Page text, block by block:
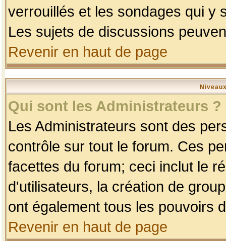
verrouillés et les sondages qui y
Les sujets de discussions
Revenir en haut de page
Qui sont les Administrateurs ?
Les Administrateurs sont des
contrôle sur tout le forum. Ces
facettes du forum; ceci inclut le
d'utilisateurs, la création de
ont également tous les pouvoirs
Revenir en haut de page